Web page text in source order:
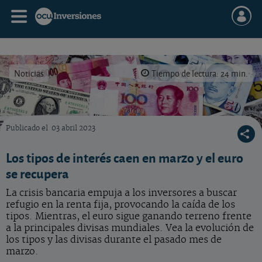
Noticias Tiempo de lectura: 24 min.
Vea la evolución de las principales divisas y tipos de interés durante el pasado mes de
Publicado el 03 abril 2023
Los tipos de interés caen en marzo y el euro
se recupera
La crisis bancaria empuja a los inversores a buscar
refugio en la renta fija, provocando la caída de los
tipos. Mientras, el euro sigue ganando terreno frente
a la principales divisas mundiales. Vea la evolución de
los tipos y las divisas durante el pasado mes de
marzo.